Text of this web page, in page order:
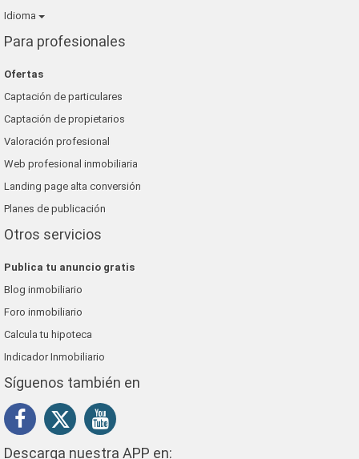
Idioma
Para profesionales
Ofertas
Captación de particulares
Captación de propietarios
Valoración profesional
Web profesional inmobiliaria
Landing page alta conversión
Planes de publicación
Otros servicios
Publica tu anuncio gratis
Blog inmobiliario
Foro inmobiliario
Calcula tu hipoteca
Indicador Inmobiliario
Síguenos también en
Descarga nuestra APP en: